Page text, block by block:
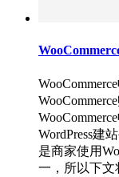
WordPress建
是商家使用
一，所以下文